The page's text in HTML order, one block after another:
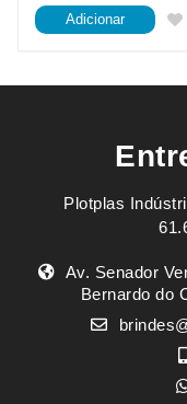
Adicionar
Plotplas Indústria
Av. Senador
Bernardo do